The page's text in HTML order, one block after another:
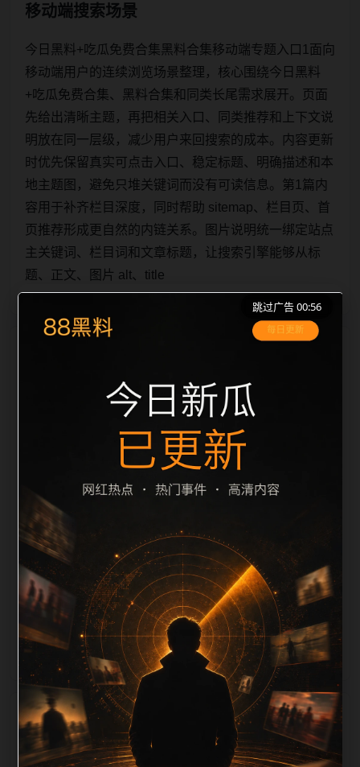
移动端搜索场景
今日黑料+吃瓜免费合集黑料合集移动端专题入口1面向
移动端用户的连续浏览场景整理，核心围绕今日黑料
+吃瓜免费合集、黑料合集和同类长尾需求展开。页面
先给出清晰主题，再把相关入口、同类推荐和上下文说
明放在同一层级，减少用户来回搜索的成本。内容更新
时优先保留真实可点击入口、稳定标题、明确描述和本
地主题图，避免只堆关键词而没有可读信息。第1篇内
容用于补齐栏目深度，同时帮助 sitemap、栏目页、首
页推荐形成更自然的内链关系。图片说明统一绑定站点
主关键词、栏目词和文章标题，让搜索引擎能够从标
题、正文、图片 alt、title
之间识别一致主题。后续每日采集时，建议继续执行远
程图片本地化、坏图默认图兜底、标题去重和
description 长度过滤。如果同一主题下有多个相近页
面，应通过不同角度补充事件背景、访问场景、相关问
题或专题入口，降低站群页面之间的重复感。页面底部
保留同类推荐、上一篇下一篇和 sitemap 入口，保证重
要页面点击深度尽量控制在三次以内。正文维护时可按
用户搜索路径补充三类信息：入口是否稳定、同栏目还
有哪些可继续阅读、移动端打开时图片和摘要是否一
致。每次新增内容后同步检查标题、description、
canonical、主题图、alt、title和推荐链接，确保页面既
能被搜索引擎理解，也能让真实
相关问题与推荐
用户顺着栏目继续浏览。同站连续更新时避免重复标题
跳过广告 00:56